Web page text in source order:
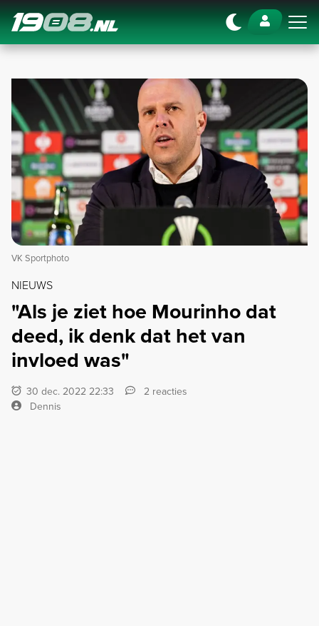
Navigation
VK Sportphoto
NIEUWS
"Als je ziet hoe Mourinho dat
deed, ik denk dat het van
invloed was"
30 dec. 2022 22:33
2 reacties
Dennis